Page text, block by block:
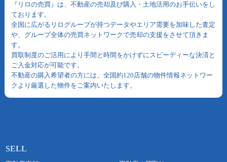
『リロの売買』は、不動産の売却及び購入・土地活用のお手伝いをし
ております。
全国に広がるリログループが持つデータやエリア需要を加味した査定
や、グループ全体の売買ネットワークで売却の支援をさせて頂きま
す。
買取制度のご活用により手間と時間をかけずにスピーディーな決済と
ご入金対応が可能です。
不動産の購入希望者の方には、全国約120店舗の物件情報ネットワー
クより厳選した物件をご案内いたします。